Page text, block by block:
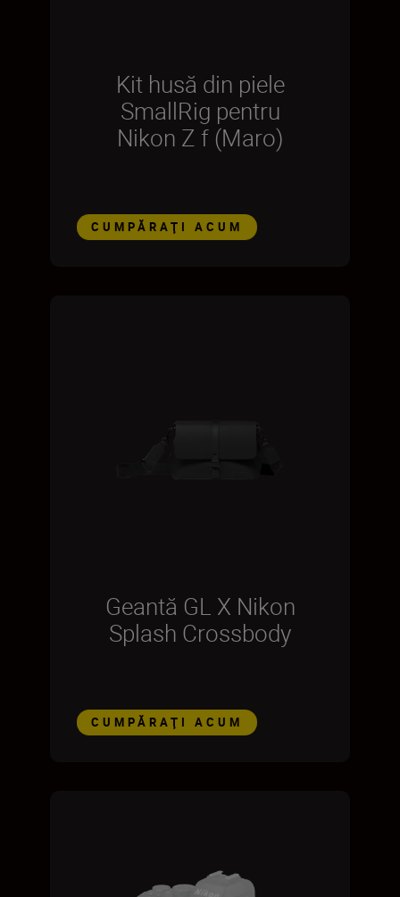
Kit husă din piele
SmallRig pentru
Nikon Z f (Maro)
CUMPĂRAŢI ACUM
Geantă GL X Nikon
Splash Crossbody
CUMPĂRAŢI ACUM